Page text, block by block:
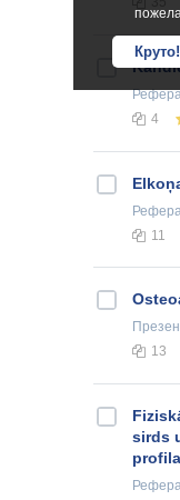
Круто!
4
11
13
sirds